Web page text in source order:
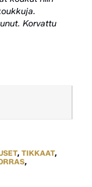
Korvattu
,TIKKAAT,
,